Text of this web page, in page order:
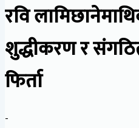
रवि
शुद्धीकरण र
फिर्ता
-